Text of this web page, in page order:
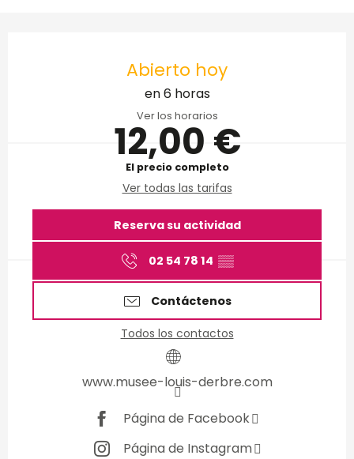
Abierto hoy
en 6 horas
Ver los horarios
12,00 €
El precio completo
Ver todas las tarifas
Reserva su actividad
02 54 78 14 ▒▒
Contáctenos
Todos los contactos
www.musee-louis-derbre.com
Página de Facebook
Página de Instagram